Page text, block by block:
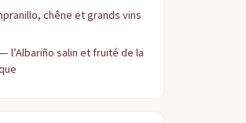
chêne et grands vins
l’Albariño salin et fruité de la